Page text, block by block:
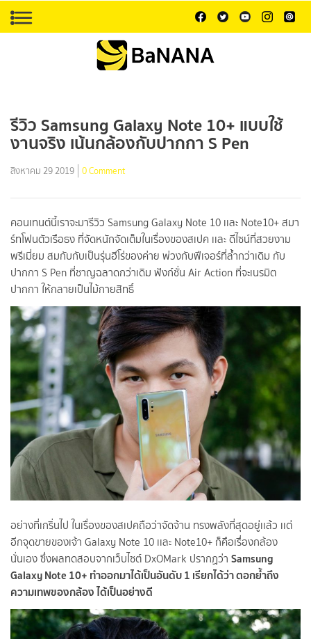
รีวิว Samsung Galaxy Note 10+ แบบใช้
งานจริง เน้นกล้องกับปากกา S Pen
สิงหาคม 29 2019 0 Comment
คอนเทนต์นี้เราจะมารีวิว Samsung Galaxy Note 10 เเละ Note10+ สมา
ร์ทโฟนตัวเรือธง ที่จัดหนักจัดเต็มในเรื่องของสเปค เเละ ดีไซน์ที่สวยงาม
พรีเมี่ยม สมกับกับเป็นรุ่นฮีโร่ของค่าย พ่วงกับฟีเจอร์ที่ล้ำกว่าเดิม กับ
ปากกา S Pen ที่ชาญฉลาดกว่าเดิม ฟังก์ชั่น Air Action ที่จะเนรมิต
ปากกา ให้กลายเป็นไม้กายสิทธิ์
อย่างที่เกริ่นไป ในเรื่องของสเปคถือว่าจัดจ้าน ทรงพลังที่สุดอยู่เเล้ว เเต่
อีกจุดขายของเจ้า Galaxy Note 10 เเละ Note10+ ก็คือเรื่องกล้อง
นั่นเอง ซึ่งผลทดสอบจากเว็บไซต์ DxOMark ปรากฏว่า Samsung
Galaxy Note 10+ ทำออกมาได้เป็นอันดับ 1 เรียกได้ว่า ตอกย้ำถึง
ความเทพของกล้อง ได้เป็นอย่างดี